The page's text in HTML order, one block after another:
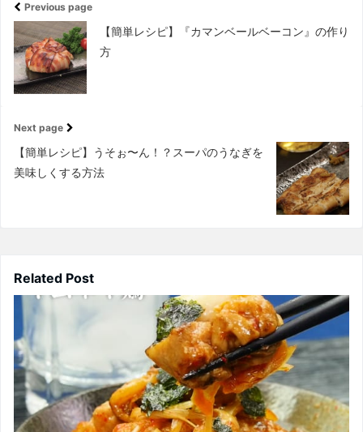
Previous page
【簡単レシピ】『カマンベールベーコン』の作り
方
Next page
【簡単レシピ】うそぉ〜ん！？スーパのうなぎを
美味しくする方法
Related Post